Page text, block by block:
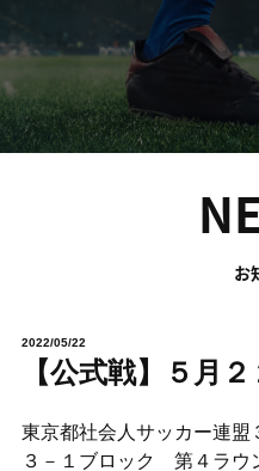
お
2022/05/22
【公式戦】５月
東京都社会人サッカー連
３－１ブロック 第４ラウ